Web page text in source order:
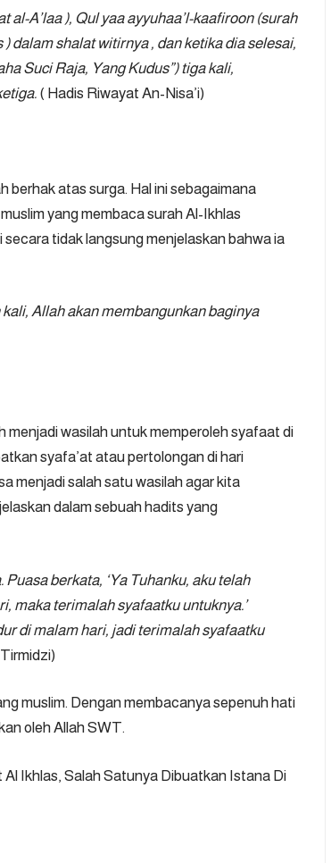
al-A’laa ), Qul yaa ayyuhaa’l-kaafiroon (surah
dalam shalat witirnya , dan ketika dia selesai,
Suci Raja, Yang Kudus”) tiga kali,
( Hadis Riwayat An-Nisa’i)
berhak atas surga. Hal ini sebagaimana
yang membaca surah Al-Ikhlas
secara tidak langsung menjelaskan bahwa ia
Allah akan membangunkan baginya
wasilah untuk memperoleh syafaat di
syafa’at atau pertolongan di hari
menjadi salah satu wasilah agar kita
dalam sebuah hadits yang
berkata, ‘Ya Tuhanku, aku telah
maka terimalah syafaatku untuknya.’
di malam hari, jadi terimalah syafaatku
muslim. Dengan membacanya sepenuh hati
oleh Allah SWT.
Ikhlas, Salah Satunya Dibuatkan Istana Di